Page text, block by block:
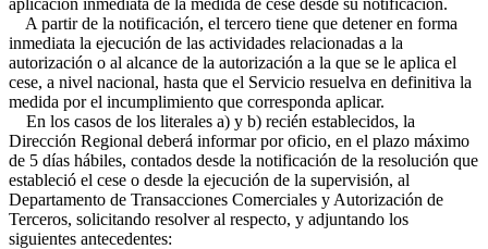
aplicación inmediata de la medida de cese desde su notificación.
A partir de la notificación, el tercero tiene que detener en forma
inmediata la ejecución de las actividades relacionadas a la
autorización o al alcance de la autorización a la que se le aplica el
cese, a nivel nacional, hasta que el Servicio resuelva en definitiva la
medida por el incumplimiento que corresponda aplicar.
En los casos de los literales a) y b) recién establecidos, la
Dirección Regional deberá informar por oficio, en el plazo máximo
de 5 días hábiles, contados desde la notificación de la resolución que
estableció el cese o desde la ejecución de la supervisión, al
Departamento de Transacciones Comerciales y Autorización de
Terceros, solicitando resolver al respecto, y adjuntando los
siguientes antecedentes: